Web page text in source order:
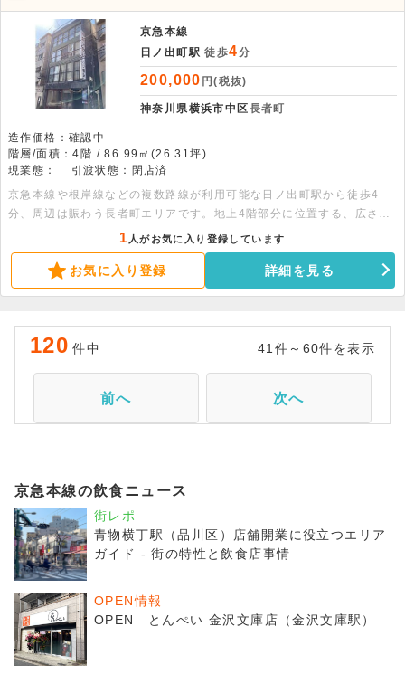
京急本線
日ノ出町駅 徒歩4分
200,000 円(税抜)
神奈川県横浜市中区長者町
造作価格：確認中
階層/面積：4階 / 86.99㎡(26.31坪)
現業態：
引渡状態：閉店済
京急本線や根岸線などの複数路線が利用可能な日ノ出町駅から徒歩4
分、周辺は賑わう長者町エリアです。地上4階部分に位置する、広さ約
26.31坪の店舗物件です。飲食店としての利用が可能で、居抜きでのご
相談も受け付けています。諸条件のご相談などは、お気軽にお問い合わ
せください。
1 人がお気に入り登録しています
お気に入り登録 詳細を見る
120 件中 41件～60件を表示
前へ 次へ
京急本線の飲食ニュース
街レポ
青物横丁駅（品川区）店舗開業に役立つエリア
ガイド - 街の特性と飲食店事情
OPEN情報
OPEN とんぺい 金沢文庫店（金沢文庫駅）